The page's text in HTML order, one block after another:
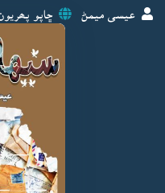
ڇاپو پھريون